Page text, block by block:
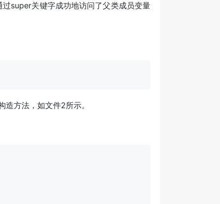
super关键字成功地访问了父类成员变量
方法，如文件2所示。